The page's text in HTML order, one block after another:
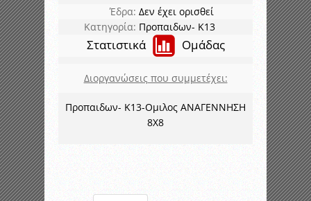
Έδρα: Δεν έχει ορισθεί
Κατηγορία: Προπαιδων- K13
Στατιστικά Ομάδας
Διοργανώσεις που συμμετέχει:
Προπαιδων- K13-Ομιλος ΑΝΑΓΕΝΝΗΣΗ
8Χ8